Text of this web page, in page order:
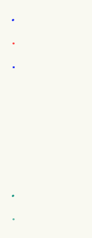
.
.
.
.
.